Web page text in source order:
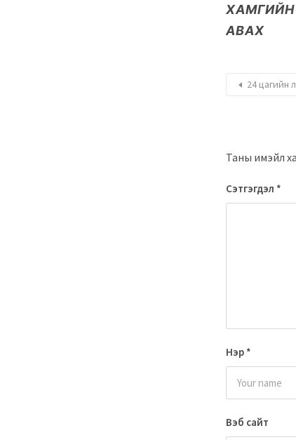
АВАХ
24 цагийн
Таны имэйл
Сэтгэгдэл *
Нэр *
Вэб сайт